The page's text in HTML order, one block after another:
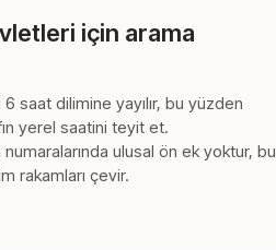
için arama
saat dilimine yayılır, bu yüzden
yerel saatini teyit et.
ulusal ön ek yoktur, bu
rakamları çevir.